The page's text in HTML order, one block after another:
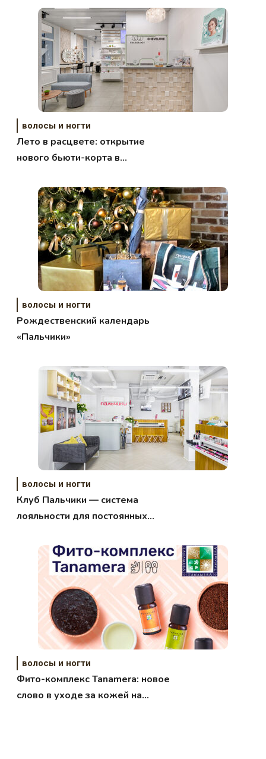
волосы и ногти
Лето в расцвете: открытие
нового бьюти-корта в
волосы и ногти
Рождественский календарь
«Пальчики»
волосы и ногти
Клуб Пальчики — система
лояльности для постоянных
волосы и ногти
Фито-комплекс Tanamera: новое
слово в уходе за кожей на